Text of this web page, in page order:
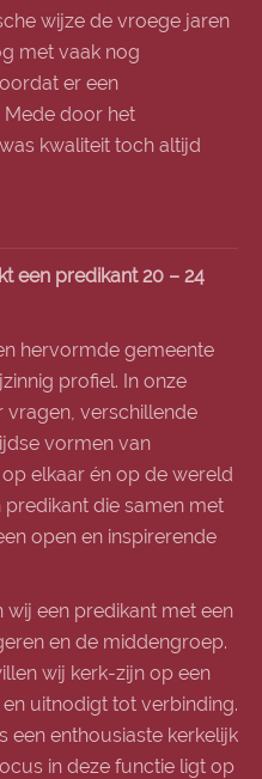
wijze de vroege jaren
met vaak nog
er een
Mede door het
kwaliteit toch altijd
een predikant 20 – 24
hervormde gemeente
profiel. In onze
verschillende
vormen van
elkaar én op de wereld
die samen met
open en inspirerende
een predikant met een
en de middengroep.
wij kerk-zijn op een
uitnodigt tot verbinding.
een enthousiaste kerkelijk
in deze functie ligt op